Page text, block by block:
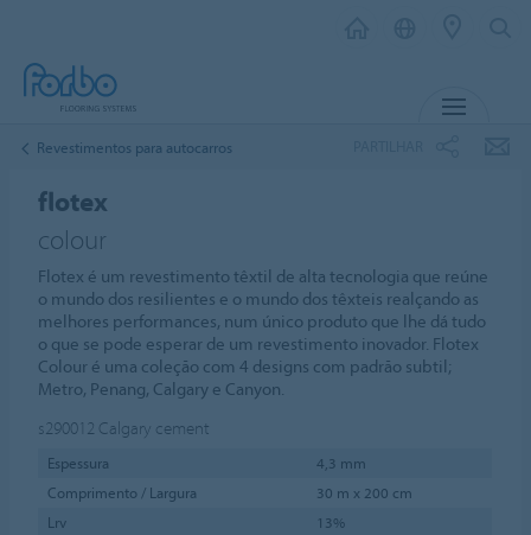
Revestimentos para autocarros
flotex
colour
Flotex é um revestimento têxtil de alta tecnologia que reúne
o mundo dos resilientes e o mundo dos têxteis realçando as
melhores performances, num único produto que lhe dá tudo
o que se pode esperar de um revestimento inovador. Flotex
Colour é uma coleção com 4 designs com padrão subtil;
Metro, Penang, Calgary e Canyon.
s290012 Calgary cement
Espessura
4,3 mm
Comprimento / Largura
30 m x 200 cm
Lrv
13%